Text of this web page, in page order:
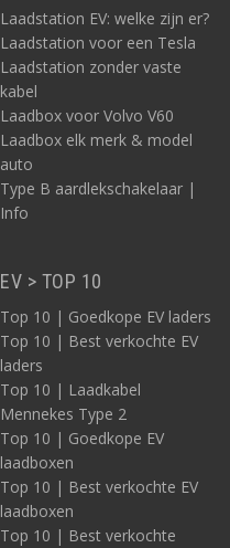
Laadstation EV: welke zijn er?
Laadstation voor een Tesla
Laadstation zonder vaste
kabel
Laadbox voor Volvo V60
Laadbox elk merk & model
auto
Type B aardlekschakelaar |
Info
EV > TOP 10
Top 10 | Goedkope EV laders
Top 10 | Best verkochte EV
laders
Top 10 | Laadkabel
Mennekes Type 2
Top 10 | Goedkope EV
laadboxen
Top 10 | Best verkochte EV
laadboxen
Top 10 | Best verkochte